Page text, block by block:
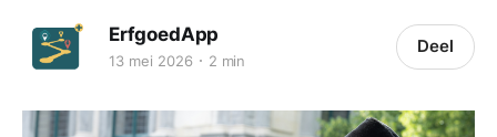
ErfgoedApp
13 mei 2026 2 min
Deel